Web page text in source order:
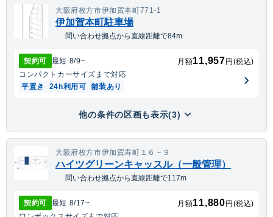
大阪府枚方市伊加賀本町771-1
伊加賀本町駐車場
問い合わせ拠点から直線距離で84m
契約可 最短 8/9~ 月額11,957 円(税込)
コンパクトカーサイズまで対応
平置き
24h利用可 舗装あり
他の条件の区画も表示(3)
大阪府枚方市伊加賀寿町１６－９
ハイツグリーンキャッスル（一般管理）
問い合わせ拠点から直線距離で117m
契約可 最短 8/17~ 月額11,880 円(税込)